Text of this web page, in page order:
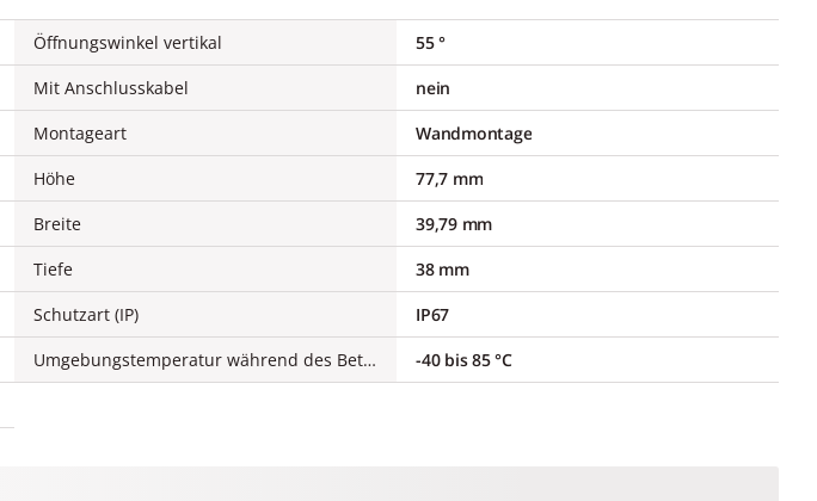
Öffnungswinkel vertikal
55 °
Mit Anschlusskabel
nein
Montageart
Wandmontage
Höhe
77,7 mm
Breite
39,79 mm
Tiefe
38 mm
Schutzart (IP)
IP67
Umgebungstemperatur während des Betriebs
-40 bis 85 °C